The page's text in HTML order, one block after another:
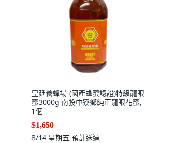
皇廷養蜂場 (國產蜂蜜認證)特級龍眼
蜜3000g 南投中寮鄉純正龍眼花蜜,
1個
$1,650
8/14 星期五 預計送達